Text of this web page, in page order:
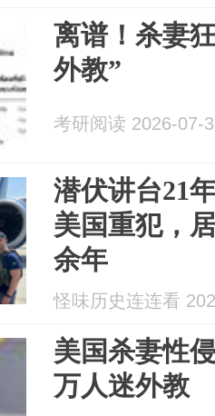
离谱！杀妻
外教”
考研阅读 2026-07-
潜伏讲台21
美国重犯，
余年
怪味历史连连看
美国杀妻性
万人迷外教